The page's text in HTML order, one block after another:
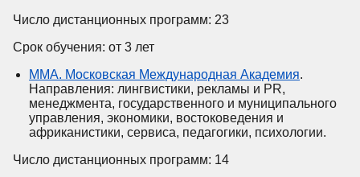
Число дистанционных программ: 23
Срок обучения: от 3 лет
ММА. Московская Международная Академия.
Направления: лингвистики, рекламы и PR,
менеджмента, государственного и муниципального
управления, экономики, востоковедения и
африканистики, сервиса, педагогики, психологии.
Число дистанционных программ: 14